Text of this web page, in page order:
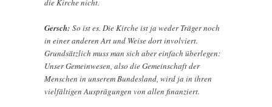
die Kirche nicht.
Gersch:So ist es. Die Kirche ist ja weder Träger noch
in einer anderen Art und Weise dort involviert.
Grundsätzlich muss man sich aber einfach überlegen:
Unser Gemeinwesen, also die Gemeinschaft der
Menschen in unserem Bundesland, wird ja in ihren
vielfältigen Ausprägungen von allen finanziert.